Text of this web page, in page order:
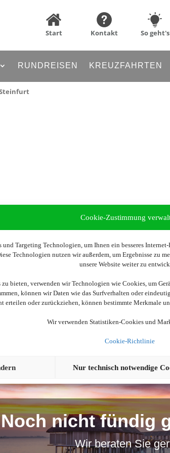
Cookie-Zustimmung
Targeting Technologien, um Ihnen ein besseres
Technologien nutzen wir außerdem, um Ergebnisse zu
unsere Website weiter zu
bieten, verwenden wir Technologien wie Cookies, um
können wir Daten wie das Surfverhalten oder
erteilen oder zurückziehen, können bestimmte Merkmale
Wir verwenden Statistiken-Cookies und
Cookie-Richtlinie
Nur technisch notwendige
Start Kontakt So geht's
RUNDREISEN KREUZFAHRTEN
Wir brauchen Ihre
aktivieren Sie bitte die Cookies. Es
Cookies akzeptieren
Noch nicht fündig
Wir beraten Sie